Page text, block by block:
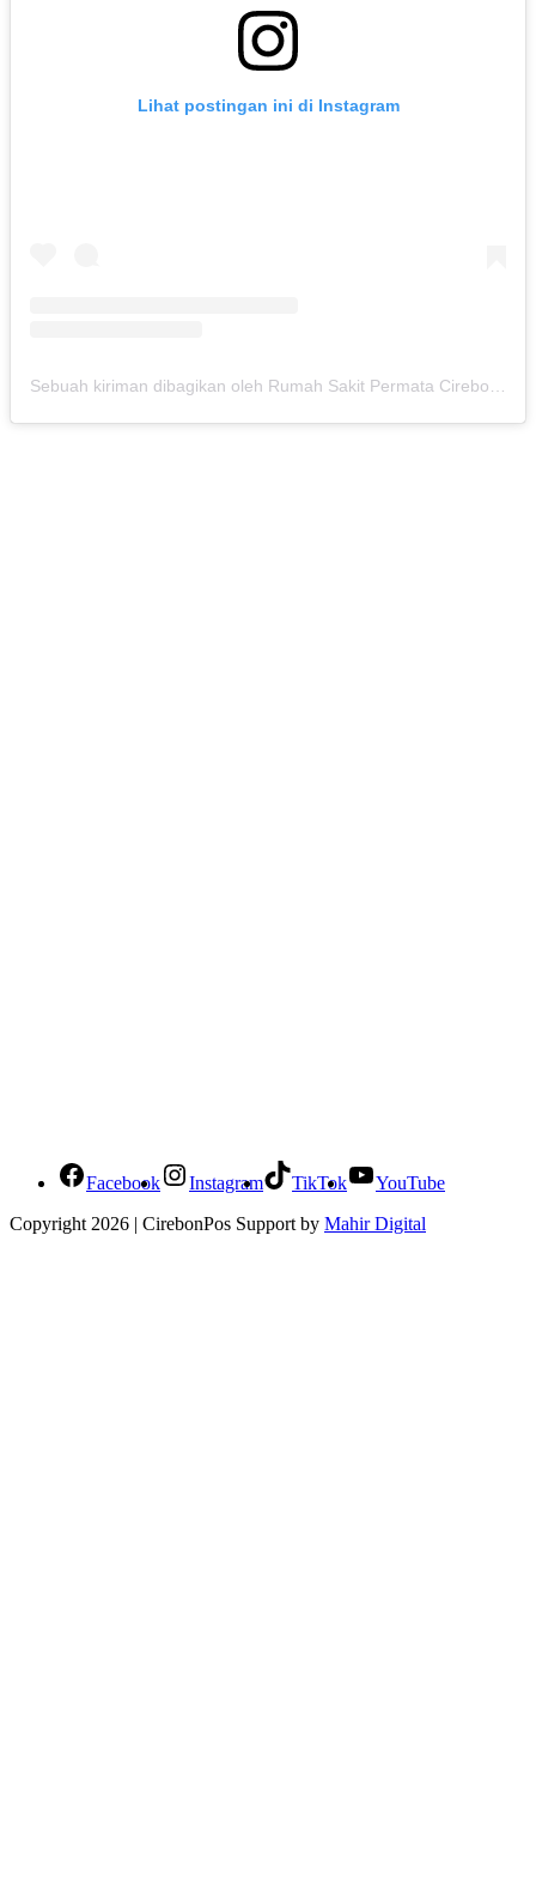
Lihat postingan ini di Instagram
Facebook Instagram TikTok
YouTube
Copyright 2026 | CirebonPos Support by Mahir Digital